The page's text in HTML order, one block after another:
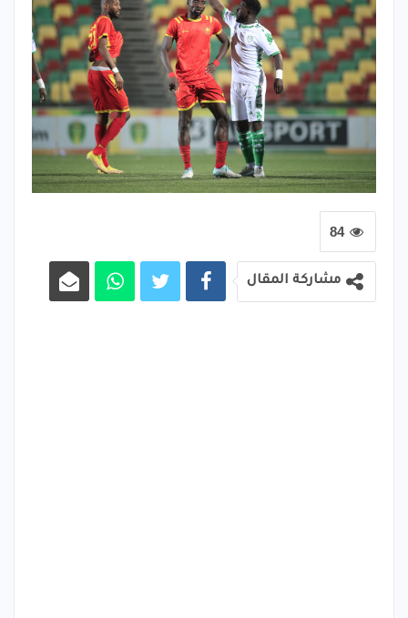
84
مشاركة المقال